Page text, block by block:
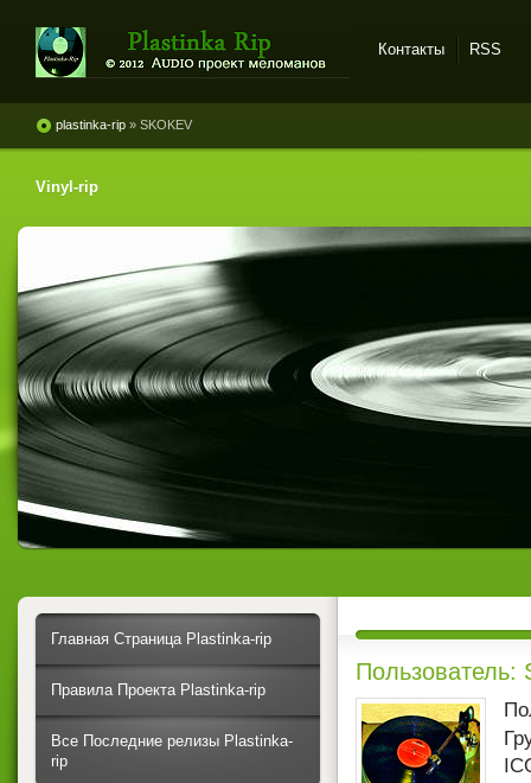
винила и магнитоальбомов
Контакты RSS
plastinka-rip » SKOKEV
Vinyl-rip
Пользователь:
Главная Страница Plastinka-rip
Правила Проекта Plastinka-rip
Все Последние релизы Plastinka-
rip